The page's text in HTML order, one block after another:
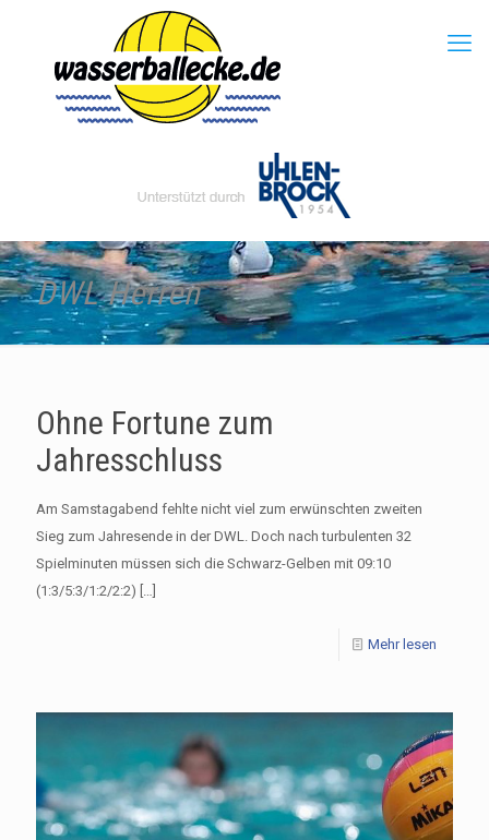
DWL Herren
Ohne Fortune zum
Jahresschluss
Am Samstagabend fehlte nicht viel zum erwünschten zweiten
Sieg zum Jahresende in der DWL. Doch nach turbulenten 32
Spielminuten müssen sich die Schwarz-Gelben mit 09:10
(1:3/5:3/1:2/2:2) […]
Mehr lesen